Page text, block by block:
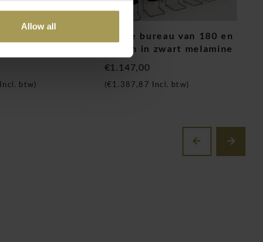
Allow all
Incl. btw)
S-Line bureau van 180 en
200cm in zwart melamine
€1.147,00
€1.387,87 Incl. btw)